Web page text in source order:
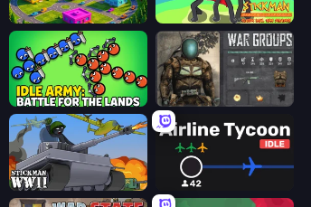
Traffic Architect World of Stickman Classic RTS
Idle Army: Battle for the Lands War Groups
Stickman WW2 Airline Tycoon Idle